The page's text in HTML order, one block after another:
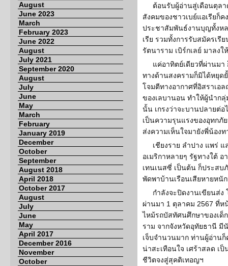
August
June 2023
March
February 2023
June 2022
August
July 2021
September 2020
August
July
June
May
March
February
January 2019
December
October
September
August 2018
April 2018
October 2017
August
July
June
May
April 2017
December 2016
November
October
ต้อนรับผู้อ่านสู่เดือนตุล
สังคมของชาวเบย์แอเรียก็
ประชาสัมพันธ์งานบุญทั้งห
เรีย รวมทั้งการรับสมัครเรี
รัตนาราม เบิร์กเลย์ มาลง
แค่อาทิตย์เดียวที่ผ่านม
ทางด้านสงครามก็มิได้หยุด
โจมตีทางอากาศที่อิสราเอ
ของเลบานอน ทำให้ผู้นำก
นั้น เกรงว่าจะบานปลายต่อ
เป็นความรุนแรงของอุทก
ส่งความเห็นใจมายังพี่น้องท
เชียงราย ลำปาง แพร่
อเมริกาหลายๆ รัฐทางใต้
เทนเนสซี่ เป็นต้น ก็ประสบ
พัดพาบ้านเรือนเสียหายหนั
กำลังจะปิดงานเขียนส่ง
ผ่านมา 1 ตุลาคม 2567 ที่ห
ไหม้รถบัสทัศนศึกษาของเด็
ราม จากจังหวัดอุทัยธานี มี
เจ็บจำนวนมาก ท่านผู้อ่านก็
น่าสะเทือนใจ เศร้าสลด เ
ชีวิตจงสู่สุคติเทอญฯ